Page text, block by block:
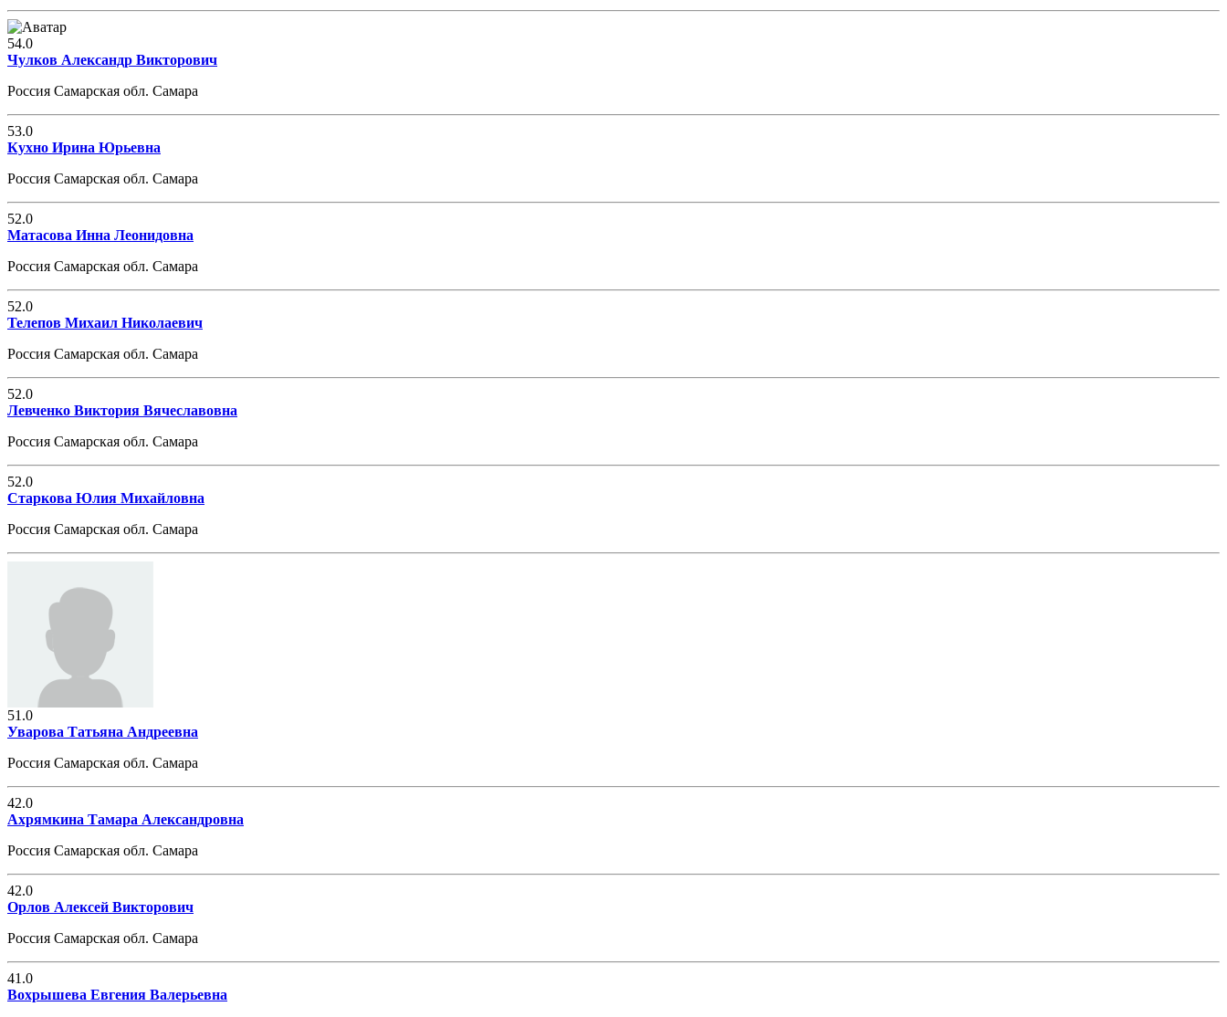
54.0
Чулков Александр Викторович
Россия Самарская обл. Самара
53.0
Кухно Ирина Юрьевна
Россия Самарская обл. Самара
52.0
Матасова Инна Леонидовна
Россия Самарская обл. Самара
52.0
Телепов Михаил Николаевич
Россия Самарская обл. Самара
52.0
Левченко Виктория Вячеславовна
Россия Самарская обл. Самара
52.0
Старкова Юлия Михайловна
Россия Самарская обл. Самара
51.0
Уварова Татьяна Андреевна
Россия Самарская обл. Самара
42.0
Ахрямкина Тамара Александровна
Россия Самарская обл. Самара
42.0
Орлов Алексей Викторович
Россия Самарская обл. Самара
41.0
Вохрышева Евгения Валерьевна